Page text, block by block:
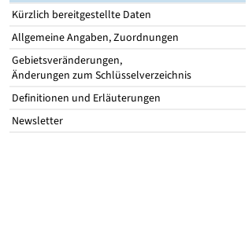
Kürzlich bereitgestellte Daten
Allgemeine Angaben, Zuordnungen
Gebietsveränderungen,
Änderungen zum Schlüsselverzeichnis
Definitionen und Erläuterungen
Newsletter